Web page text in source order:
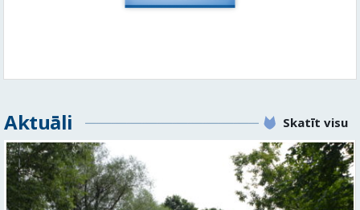
Aktuāli Skatīt visu